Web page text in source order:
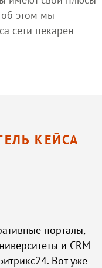
этом мы
сети пекарен
КЕЙСА
порталы,
и CRM-
Вот уже